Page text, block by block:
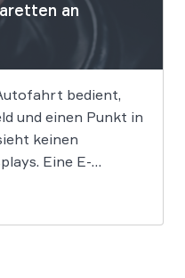
an
bedient,
und einen Punkt in
keinen
Eine E-
gegen das
1a